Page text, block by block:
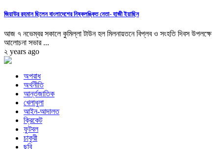
জিয়াউর রহমান ছিলেন বাংলাদেশের নিষ্কলঙ্কিত নেতা- হাজী ইয়াছিন
আজ ৭ নভেম্বর সকালে কুমিল্লা টাউন হল মিলনায়তনে বিপ্লব ও সংহতি দিবস উপলক্ষে
আলোচনা সভার ...
২ years ago
অপরাধ
অর্থনীতি
আর্ন্তজাতিক
খেলাধুলা
আইন-আদালত
ক্রিকেট
ফুটবল
চাকুরী
ছবি